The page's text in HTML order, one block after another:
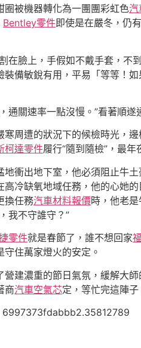
圈被機器轉化為一團團彩虹色汽
Bentley零件即使是在嚴冬，仍
在臉上，手假如不戴手套，不
裝備敏銳有用，平易「等等！
通關速率一點沒慢。”看著順
寒周遭的狀況下的候檢時光，
柯達零件履行“隨到隨檢”，最年
地衝出地下室，他必須阻止牛
高冷缺氧地域任務，他的心她
換任務汽車材料報價時，他老
我不守誰守？”
零件就是春節了，誰不想回家
住萬家燈火的安定。
營建濃重的節日氣氛，緩解大
商汽車空氣芯定，等忙完這陣子